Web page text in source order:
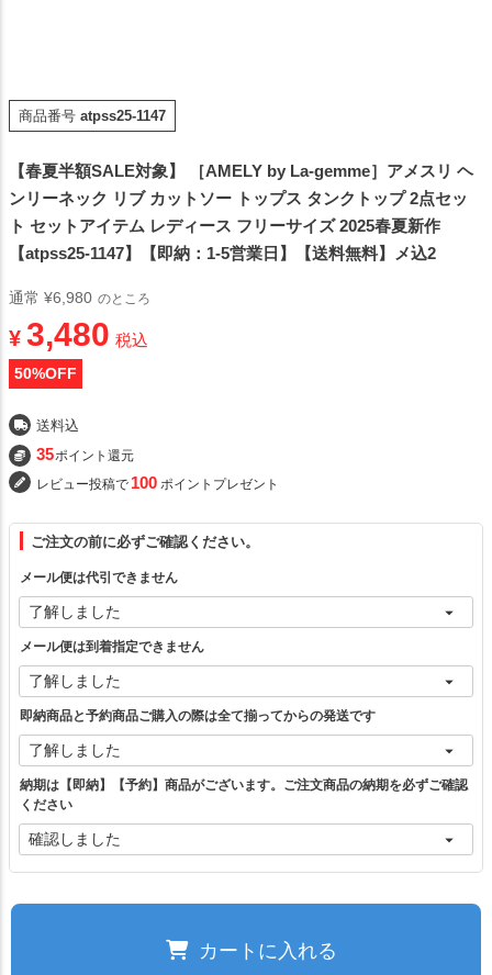
フリー（1）
ブラック
ホワイト カートに入れる
グレー
残りわずか
閉じる
商品番号 atpss25-1147
【春夏半額SALE対象】 ［AMELY by La-gemme］アメスリ ヘ
ンリーネック リブ カットソー トップス タンクトップ 2点セッ
ト セットアイテム レディース フリーサイズ 2025春夏新作
【atpss25-1147】【即納：1-5営業日】【送料無料】メ込2
通常 ¥6,980 のところ
¥ 3,480 税込
50%OFF
送料込
35ポイント還元
レビュー投稿で 100 ポイントプレゼント
ご注文の前に必ずご確認ください。
メール便は代引できません
メール便は到着指定できません
即納商品と予約商品ご購入の際は全て揃ってからの発送です
納期は【即納】【予約】商品がございます。ご注文商品の納期を必ずご確認
ください
カートに入れる